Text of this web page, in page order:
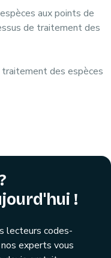
aux points de
de traitement des
des espèces
!
lecteurs codes-
experts vous